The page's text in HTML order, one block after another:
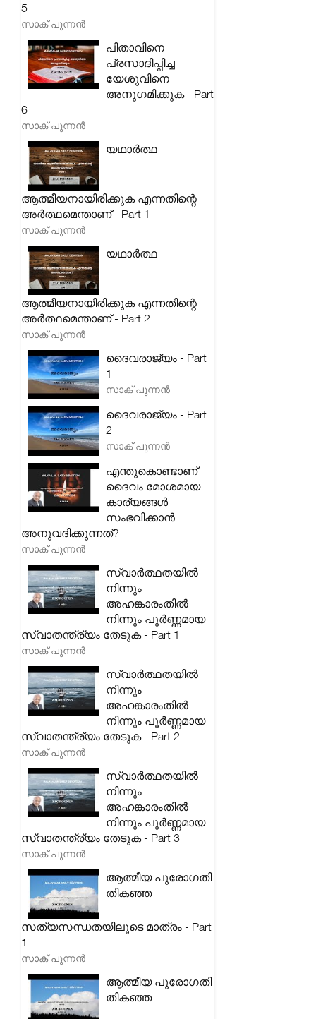
5
സാക് പുന്നൻ
പിതാവിനെ
പ്രസാദിപ്പിച്ച
യേശുവിനെ
അനുഗമിക്കുക - Part
6
സാക് പുന്നൻ
യഥാർത്ഥ
ആത്മീയനായിരിക്കുക എന്നതിന്റെ
അർത്ഥമെന്താണ് - Part 1
സാക് പുന്നൻ
യഥാർത്ഥ
ആത്മീയനായിരിക്കുക എന്നതിന്റെ
അർത്ഥമെന്താണ് - Part 2
സാക് പുന്നൻ
ദൈവരാജ്യം - Part
1
സാക് പുന്നൻ
ദൈവരാജ്യം - Part
2
സാക് പുന്നൻ
എന്തുകൊണ്ടാണ്
ദൈവം മോശമായ
കാര്യങ്ങൾ
സംഭവിക്കാൻ
അനുവദിക്കുന്നത്?
സാക് പുന്നൻ
സ്വാർത്ഥതയിൽ
നിന്നും
അഹങ്കാരംതിൽ
നിന്നും പൂർണ്ണമായ
സ്വാതന്ത്ര്യം തേടുക - Part 1
സാക് പുന്നൻ
സ്വാർത്ഥതയിൽ
നിന്നും
അഹങ്കാരംതിൽ
നിന്നും പൂർണ്ണമായ
സ്വാതന്ത്ര്യം തേടുക - Part 2
സാക് പുന്നൻ
സ്വാർത്ഥതയിൽ
നിന്നും
അഹങ്കാരംതിൽ
നിന്നും പൂർണ്ണമായ
സ്വാതന്ത്ര്യം തേടുക - Part 3
സാക് പുന്നൻ
ആത്മീയ പുരോഗതി
തികഞ്ഞ
സത്യസന്ധതയിലൂടെ മാത്രം - Part
1
സാക് പുന്നൻ
ആത്മീയ പുരോഗതി
തികഞ്ഞ